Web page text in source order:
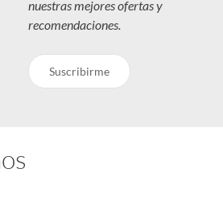
nuestras mejores ofertas y
recomendaciones.
Suscribirme